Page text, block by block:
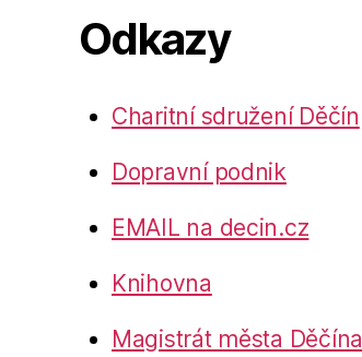
Odkazy
Charitní sdružení Děčín
Dopravní podnik
EMAIL na decin.cz
Knihovna
Magistrát města Děčína